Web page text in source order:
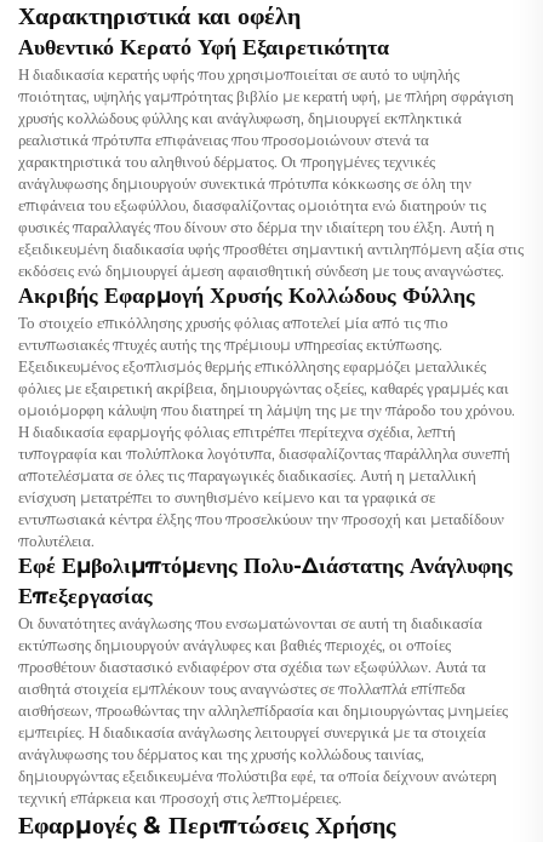
Χαρακτηριστικά και οφέλη
Αυθεντικό Κερατό Υφή Εξαιρετικότητα
Η διαδικασία κερατής υφής που χρησιμοποιείται σε αυτό το υψηλής
ποιότητας, υψηλής γαμπρότητας βιβλίο με κερατή υφή, με πλήρη σφράγιση
χρυσής κολλώδους φύλλης και ανάγλυφωση, δημιουργεί εκπληκτικά
ρεαλιστικά πρότυπα επιφάνειας που προσομοιώνουν στενά τα
χαρακτηριστικά του αληθινού δέρματος. Οι προηγμένες τεχνικές
ανάγλυφωσης δημιουργούν συνεκτικά πρότυπα κόκκωσης σε όλη την
επιφάνεια του εξωφύλλου, διασφαλίζοντας ομοιότητα ενώ διατηρούν τις
φυσικές παραλλαγές που δίνουν στο δέρμα την ιδιαίτερη του έλξη. Αυτή η
εξειδικευμένη διαδικασία υφής προσθέτει σημαντική αντιληπόμενη αξία στις
εκδόσεις ενώ δημιουργεί άμεση αφαισθητική σύνδεση με τους αναγνώστες.
Ακριβής Εφαρμογή Χρυσής Κολλώδους Φύλλης
Το στοιχείο επικόλλησης χρυσής φόλιας αποτελεί μία από τις πιο
εντυπωσιακές πτυχές αυτής της πρέμιουμ υπηρεσίας εκτύπωσης.
Εξειδικευμένος εξοπλισμός θερμής επικόλλησης εφαρμόζει μεταλλικές
φόλιες με εξαιρετική ακρίβεια, δημιουργώντας οξείες, καθαρές γραμμές και
ομοιόμορφη κάλυψη που διατηρεί τη λάμψη της με την πάροδο του χρόνου.
Η διαδικασία εφαρμογής φόλιας επιτρέπει περίτεχνα σχέδια, λεπτή
τυπογραφία και πολύπλοκα λογότυπα, διασφαλίζοντας παράλληλα συνεπή
αποτελέσματα σε όλες τις παραγωγικές διαδικασίες. Αυτή η μεταλλική
ενίσχυση μετατρέπει το συνηθισμένο κείμενο και τα γραφικά σε
εντυπωσιακά κέντρα έλξης που προσελκύουν την προσοχή και μεταδίδουν
πολυτέλεια.
Εφέ Εμβολιμπτόμενης Πολυ-Διάστατης Ανάγλυφης
Επεξεργασίας
Οι δυνατότητες ανάγλωσης που ενσωματώνονται σε αυτή τη διαδικασία
εκτύπωσης δημιουργούν ανάγλυφες και βαθιές περιοχές, οι οποίες
προσθέτουν διαστασικό ενδιαφέρον στα σχέδια των εξωφύλλων. Αυτά τα
αισθητά στοιχεία εμπλέκουν τους αναγνώστες σε πολλαπλά επίπεδα
αισθήσεων, προωθώντας την αλληλεπίδρασία και δημιουργώντας μνημείες
εμπειρίες. Η διαδικασία ανάγλωσης λειτουργεί συνεργικά με τα στοιχεία
ανάγλυφωσης του δέρματος και της χρυσής κολλώδους ταινίας,
δημιουργώντας εξειδικευμένα πολύστιβα εφέ, τα οποία δείχνουν ανώτερη
τεχνική επάρκεια και προσοχή στις λεπτομέρειες.
Εφαρμογές & Περιπτώσεις Χρήσης